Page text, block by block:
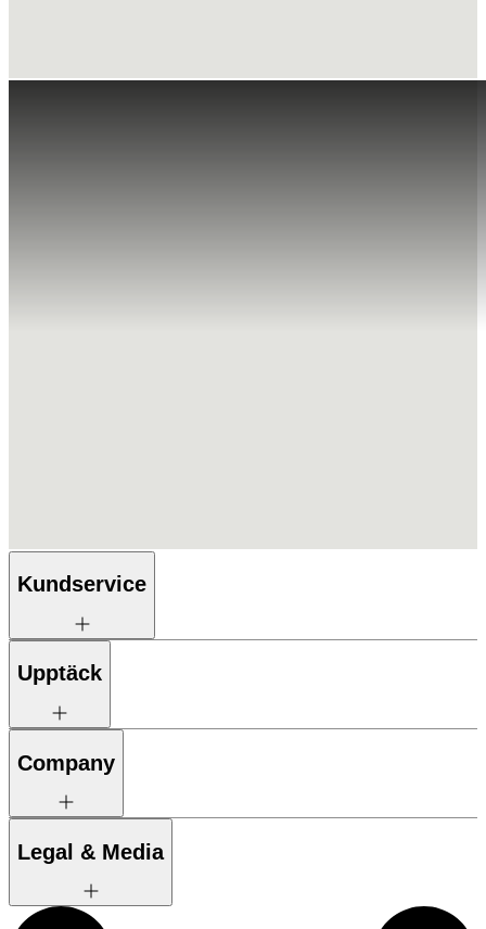
Kundservice
Upptäck
Company
Legal & Media